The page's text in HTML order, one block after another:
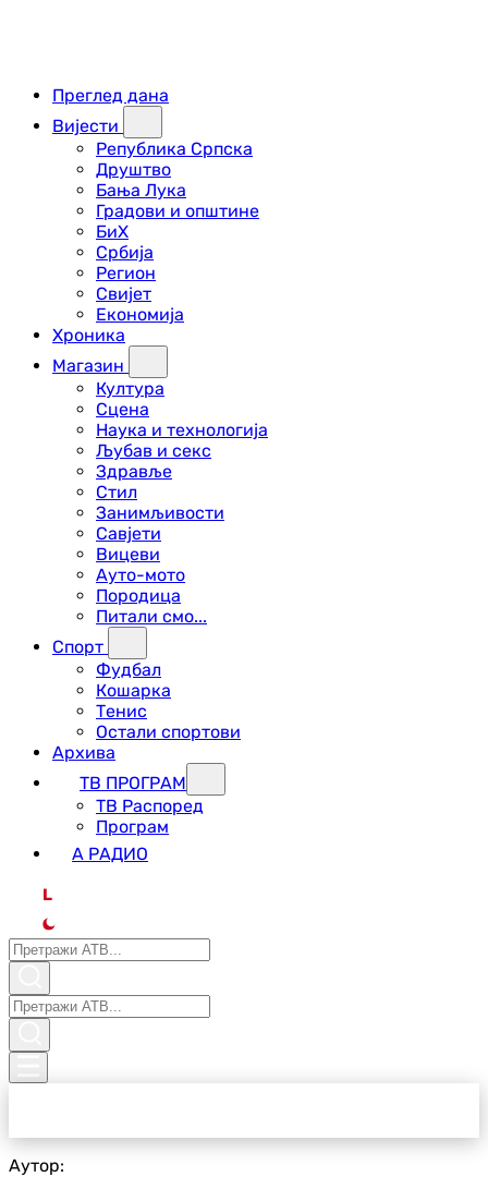
Преглед дана
Вијести
Република Српска
Друштво
Бања Лука
Градови и општине
БиХ
Србија
Регион
Свијет
Економија
Хроника
Магазин
Култура
Сцена
Наука и технологија
Љубав и секс
Здравље
Стил
Занимљивости
Савјети
Вицеви
Ауто-мото
Породица
Питали смо...
Спорт
Фудбал
Кошарка
Тенис
Остали спортови
Архива
ТВ ПРОГРАМ
ТВ Распоред
Програм
А РАДИО
L
Аутор: